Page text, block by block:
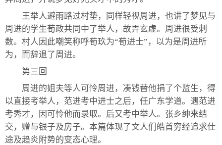
王举人避雨路过村垫，同样轻视周进，也讲了梦见与
周进的学生荀政共同中了举人，故弄玄虚。周进很受刺
数。村人因此嘲笑称呼荀玖为“荀进士”，以为是周进所
为，而辞退了周进。
第三回
周进的姐夫等人可怜周进，凑钱替他捐了个监生，得
以直接考举人，范进考中进士之后，任广东学道。遇范进
考秀才，因可怜他而录取。后又考中举人。张乡绅来结
交，赠与银子及房子。本篇体现了文人们皓首穷经追求仕
途及趋炎附势的变态心理。